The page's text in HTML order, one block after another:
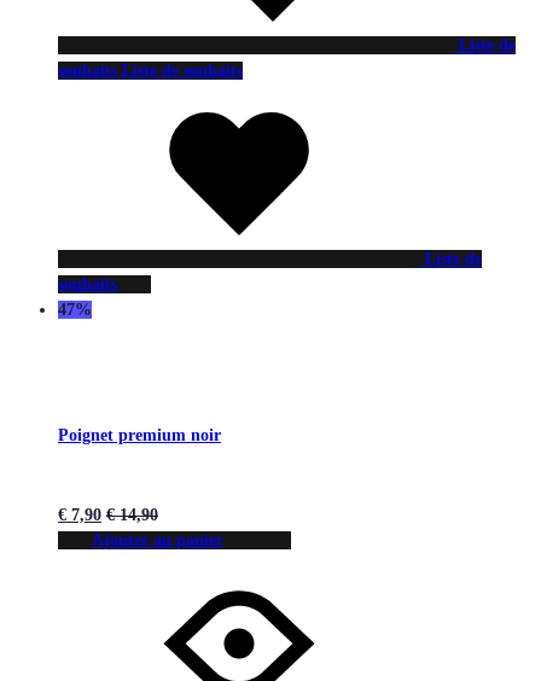
Liste de
souhaits Liste de souhaits
Liste de
souhaits
47%
Poignet premium noir
€ 7,90 €14,90
Ajouter au panier